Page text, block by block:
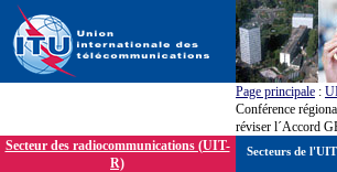
Page principale :
Conférence
réviser l´Accord
Secteur des radiocommunications (UIT-
R)
Secteurs de l'UIT